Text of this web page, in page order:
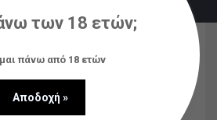
των 18 ετών;
πάνω από 18 ετών